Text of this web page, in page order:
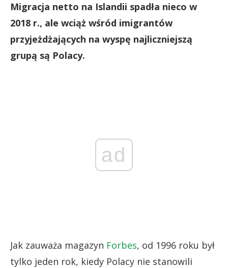
Migracja netto na Islandii spadła nieco w
2018 r., ale wciąż wśród imigrantów
przyjeżdżających na wyspę najliczniejszą
grupą są Polacy.
ad
Jak zauważa magazyn Forbes, od 1996 roku był
tylko jeden rok, kiedy Polacy nie stanowili